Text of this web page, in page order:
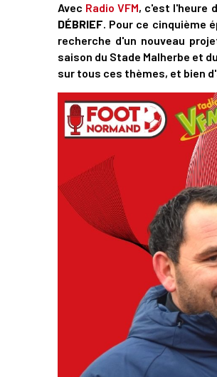
Avec Radio VFM, c'est l'heure
DÉBRIEF. Pour ce cinquième
recherche d'un nouveau
saison du Stade Malherbe et
sur tous ces thèmes, et bien